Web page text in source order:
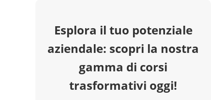
Esplora il tuo potenziale
aziendale: scopri la nostra
gamma di corsi
trasformativi oggi!